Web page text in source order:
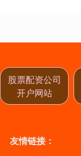
股票配资公司
开户网站
友情链接：